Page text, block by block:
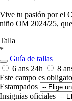
Vive tu pasión por el
niño OM 2024/25,
Talla
*
Guía de tallas
6 ans 24h 8
Este campo es
Estampados
Insignias oficiales